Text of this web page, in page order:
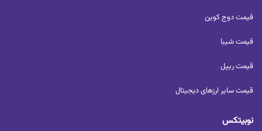
قیمت دوج کوین
قیمت شیبا
قیمت ریپل
قیمت سایر ارزهای دیجیتال
نوبیتکس